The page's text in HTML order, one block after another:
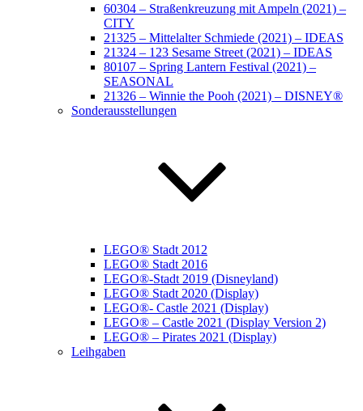
60304 – Straßenkreuzung mit Ampeln (2021) –
CITY
21325 – Mittelalter Schmiede (2021) – IDEAS
21324 – 123 Sesame Street (2021) – IDEAS
80107 – Spring Lantern Festival (2021) –
SEASONAL
21326 – Winnie the Pooh (2021) – DISNEY®
Sonderausstellungen
LEGO® Stadt 2012
LEGO® Stadt 2016
LEGO®-Stadt 2019 (Disneyland)
LEGO® Stadt 2020 (Display)
LEGO®- Castle 2021 (Display)
LEGO® – Castle 2021 (Display Version 2)
LEGO® – Pirates 2021 (Display)
Leihgaben